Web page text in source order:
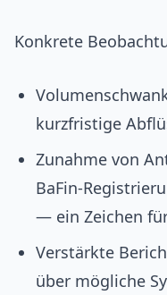
Konkrete
kurzfristige
Zunahme von
— ein Zeichen
Verstärkte
über mögliche